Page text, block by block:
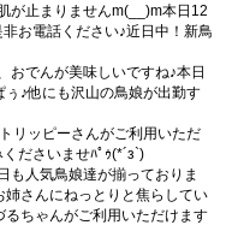
が止まりませんm(__)m本日12
お電話ください♪近日中！新鳥
おでんが美味しいですね♪本日
♪他にも沢山の鳥娘が出勤す
リッピーさんがご利用いただ
ださいませﾊﾟｩ(*´з`)
も人気鳥娘達が揃っておりま
さんにねっとりと焦らしてい
ちゃんがご利用いただけます